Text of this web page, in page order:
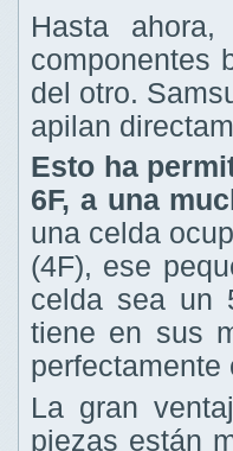
Hasta
componentes
del otro.
apilan
Esto ha
6F, a una
una celda
(4F), ese
celda sea un
tiene en sus
perfectamente
La gran
piezas están